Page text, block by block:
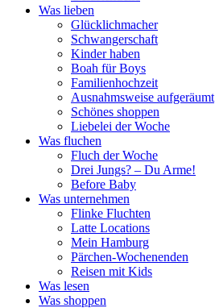
Was lieben
Glücklichmacher
Schwangerschaft
Kinder haben
Boah für Boys
Familienhochzeit
Ausnahmsweise aufgeräumt
Schönes shoppen
Liebelei der Woche
Was fluchen
Fluch der Woche
Drei Jungs? – Du Arme!
Before Baby
Was unternehmen
Flinke Fluchten
Latte Locations
Mein Hamburg
Pärchen-Wochenenden
Reisen mit Kids
Was lesen
Was shoppen